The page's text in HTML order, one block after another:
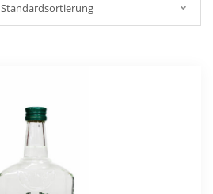
Standardsortierung